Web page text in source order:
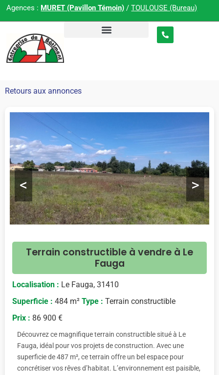
Agences : MURET (Pavillon Témoin) /TOULOUSE (Bureau)
Retours aux annonces
< >
Terrain constructible à vendre à Le
Fauga
Localisation : Le Fauga, 31410
Superficie : 484 m² Type : Terrain constructible
Prix : 86 900 €
Découvrez ce magnifique terrain constructible situé à Le
Fauga, idéal pour vos projets de construction. Avec une
superficie de 487 m², ce terrain offre un bel espace pour
concrétiser vos rêves d’habitat. L’environnement est paisible,